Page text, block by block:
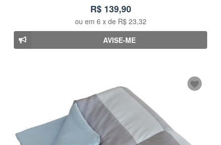
R$ 139,90
ou em 6 x de R$ 23,32
AVISE-ME